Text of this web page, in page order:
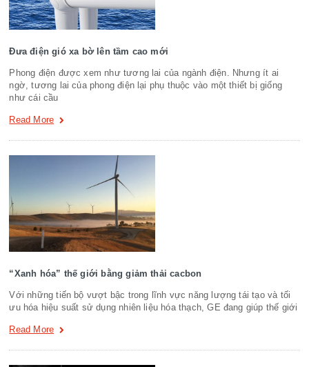
Đưa điện gió xa bờ lên tầm cao mới
Phong điện được xem như tương lai của ngành điện. Nhưng ít ai
ngờ, tương lai của phong điện lại phụ thuộc vào một thiết bị giống
như cái cầu
Read More
“Xanh hóa” thế giới bằng giảm thải cacbon
Với những tiến bộ vượt bậc trong lĩnh vực năng lượng tái tạo và tối
ưu hóa hiệu suất sử dụng nhiên liệu hóa thạch, GE đang giúp thế giới
Read More